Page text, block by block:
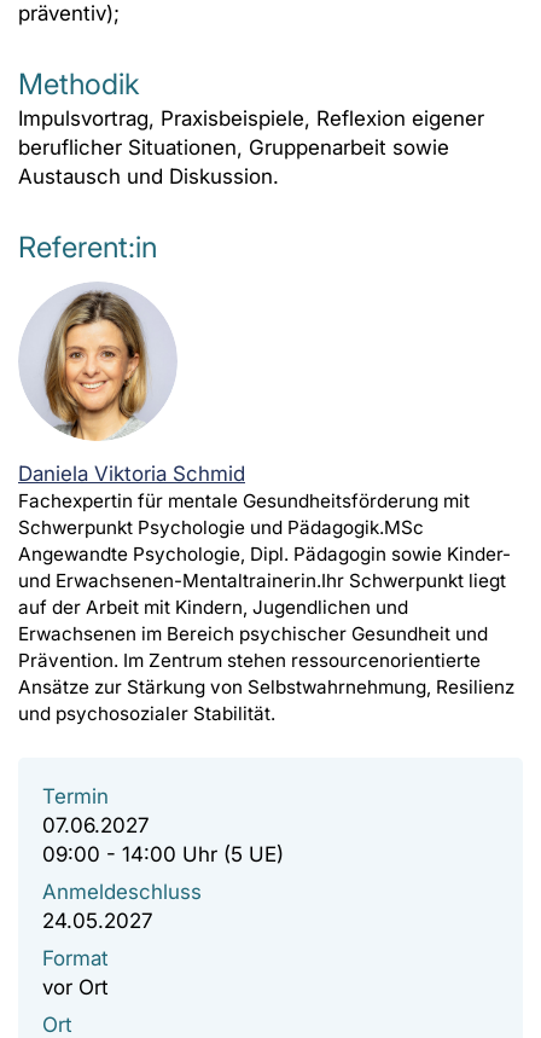
präventiv);
Methodik
Impulsvortrag, Praxisbeispiele, Reflexion eigener
beruflicher Situationen, Gruppenarbeit sowie
Austausch und Diskussion.
Referent:in
Daniela Viktoria Schmid
Fachexpertin für mentale Gesundheitsförderung mit
Schwerpunkt Psychologie und Pädagogik.MSc
Angewandte Psychologie, Dipl. Pädagogin sowie Kinder-
und Erwachsenen-Mentaltrainerin.Ihr Schwerpunkt liegt
auf der Arbeit mit Kindern, Jugendlichen und
Erwachsenen im Bereich psychischer Gesundheit und
Prävention. Im Zentrum stehen ressourcenorientierte
Ansätze zur Stärkung von Selbstwahrnehmung, Resilienz
und psychosozialer Stabilität.
Termin
07.06.2027
09:00 - 14:00 Uhr (5 UE)
Anmeldeschluss
24.05.2027
Format
vor Ort
Ort